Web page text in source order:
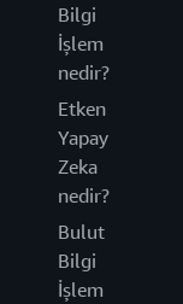
Bilgi
İşlem
nedir?
Etken
Yapay
Zeka
nedir?
Bulut
Bilgi
İşlem